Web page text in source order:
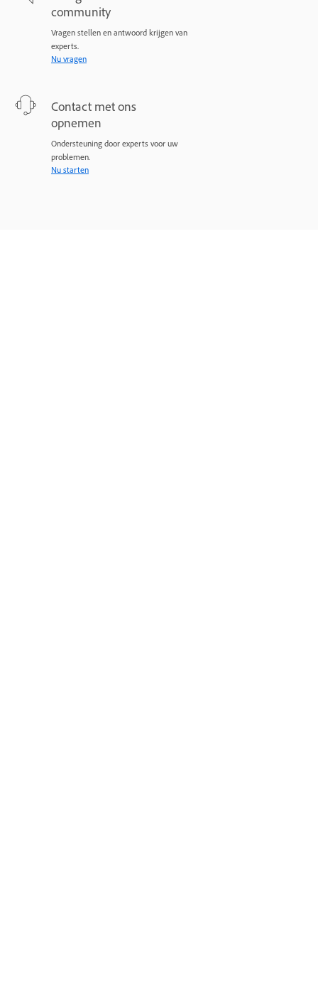
community
Vragen stellen en antwoord krijgen van
experts.
Nu vragen
Contact met ons
opnemen
Ondersteuning door experts voor uw
problemen.
Nu starten